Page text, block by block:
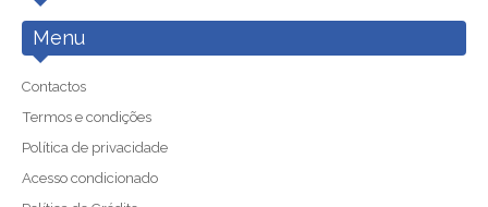
Menu
Contactos
Termos e condições
Política de privacidade
Acesso condicionado